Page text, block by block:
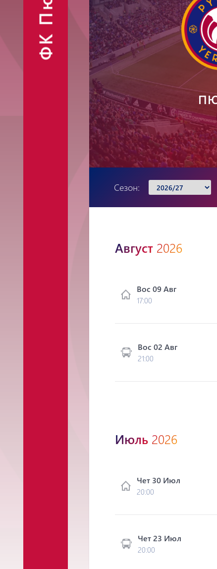
Финансовые
отчёты
Объявления
Контакты
Фан-шоп
Сезон:
Август 2026
Вос 09 Авг
17:00
Вос 02 Авг
21:00
Июль 2026
Чет 30 Июл
20:00
Чет 23 Июл
20:00